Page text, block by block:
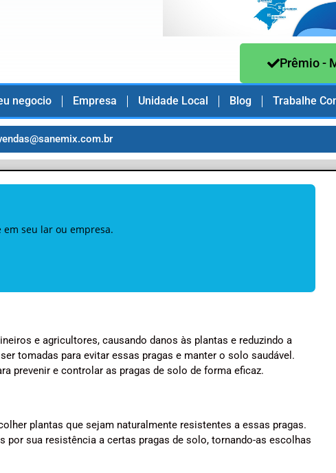
Prêmio -
negocio Empresa Unidade Local Blog Trabalhe
seu lar ou empresa.
e agricultores, causando danos às plantas e reduzindo a
tomadas para evitar essas pragas e manter o solo saudável.
prevenir e controlar as pragas de solo de forma eficaz.
plantas que sejam naturalmente resistentes a essas pragas.
sua resistência a certas pragas de solo, tornando-as escolhas